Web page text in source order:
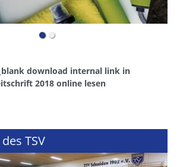
download internal link in
2018 online lesen
TSV